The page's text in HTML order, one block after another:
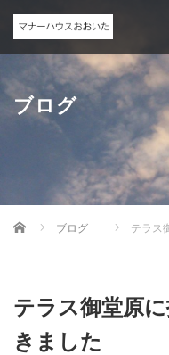
ブログ
Home ブログ テラス
テラス御堂原
きました